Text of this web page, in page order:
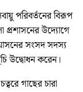
পরিবর্তনের বিরূপ
প্রশাসনের উদ্যোগে
আসনের সংসদ সদস্য
উদ্বোধন করেন।
গাছের চারা